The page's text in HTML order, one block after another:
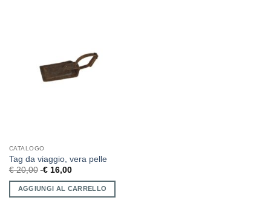
CATALOGO
Tag da viaggio, vera pelle
€20,00 €16,00
AGGIUNGI AL CARRELLO